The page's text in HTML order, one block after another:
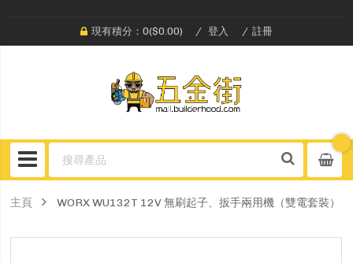
現有積分：0($0.00) 登入 註冊
主頁 WORX WU132T 12V 無刷起子、扳手兩用機（雙電套裝）